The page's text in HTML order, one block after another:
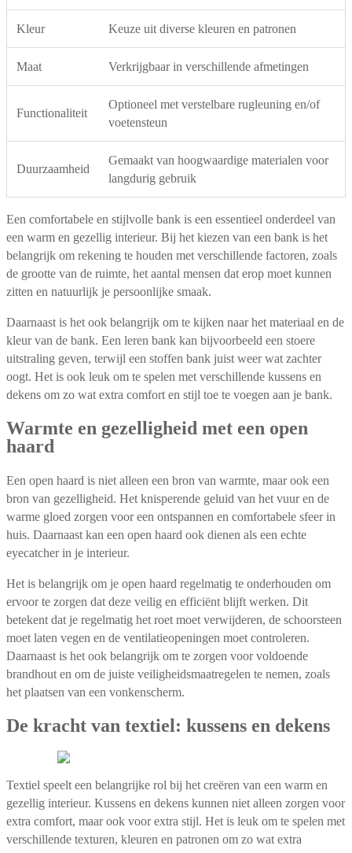
Kleur Keuze uit diverse kleuren en patronen
Maat Verkrijgbaar in verschillende afmetingen
Functionaliteit
Optioneel met verstelbare rugleuning en/of
voetensteun
Duurzaamheid
Gemaakt van hoogwaardige materialen voor
langdurig gebruik
Een comfortabele en stijlvolle bank is een essentieel onderdeel van
een warm en gezellig interieur. Bij het kiezen van een bank is het
belangrijk om rekening te houden met verschillende factoren, zoals
de grootte van de ruimte, het aantal mensen dat erop moet kunnen
zitten en natuurlijk je persoonlijke smaak.
Daarnaast is het ook belangrijk om te kijken naar het materiaal en de
kleur van de bank. Een leren bank kan bijvoorbeeld een stoere
uitstraling geven, terwijl een stoffen bank juist weer wat zachter
oogt. Het is ook leuk om te spelen met verschillende kussens en
dekens om zo wat extra comfort en stijl toe te voegen aan je bank.
Warmte en gezelligheid met een open
haard
Een open haard is niet alleen een bron van warmte, maar ook een
bron van gezelligheid. Het knisperende geluid van het vuur en de
warme gloed zorgen voor een ontspannen en comfortabele sfeer in
huis. Daarnaast kan een open haard ook dienen als een echte
eyecatcher in je interieur.
Het is belangrijk om je open haard regelmatig te onderhouden om
ervoor te zorgen dat deze veilig en efficiënt blijft werken. Dit
betekent dat je regelmatig het roet moet verwijderen, de schoorsteen
moet laten vegen en de ventilatieopeningen moet controleren.
Daarnaast is het ook belangrijk om te zorgen voor voldoende
brandhout en om de juiste veiligheidsmaatregelen te nemen, zoals
het plaatsen van een vonkenscherm.
De kracht van textiel: kussens en dekens
Textiel speelt een belangrijke rol bij het creëren van een warm en
gezellig interieur. Kussens en dekens kunnen niet alleen zorgen voor
extra comfort, maar ook voor extra stijl. Het is leuk om te spelen met
verschillende texturen, kleuren en patronen om zo wat extra